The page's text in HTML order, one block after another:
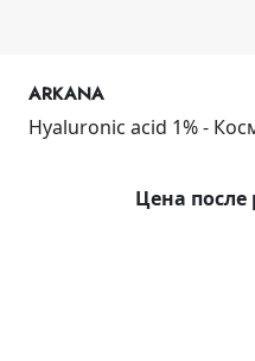
ARKANA
Hyaluronic acid 1% -
Цена после